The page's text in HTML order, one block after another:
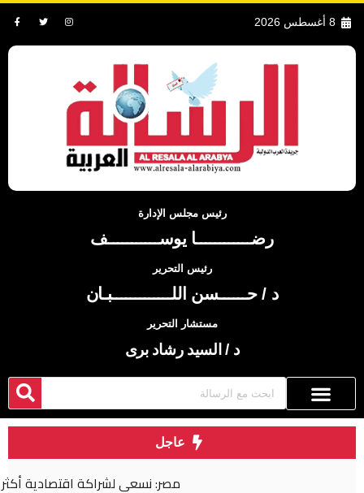
8 أغسطس 2026
رئيس مجلس الإدارة
رضــــــــــــا يوســـــــــــف
رئيس التحرير
د / حــــــسن اللـــــــــــــبـان
مستشار التحرير
د / السيد رشاد برى
عاجل
مصر: نسعى لشراكة اقتصادية أكثر عمقا مع روسيا